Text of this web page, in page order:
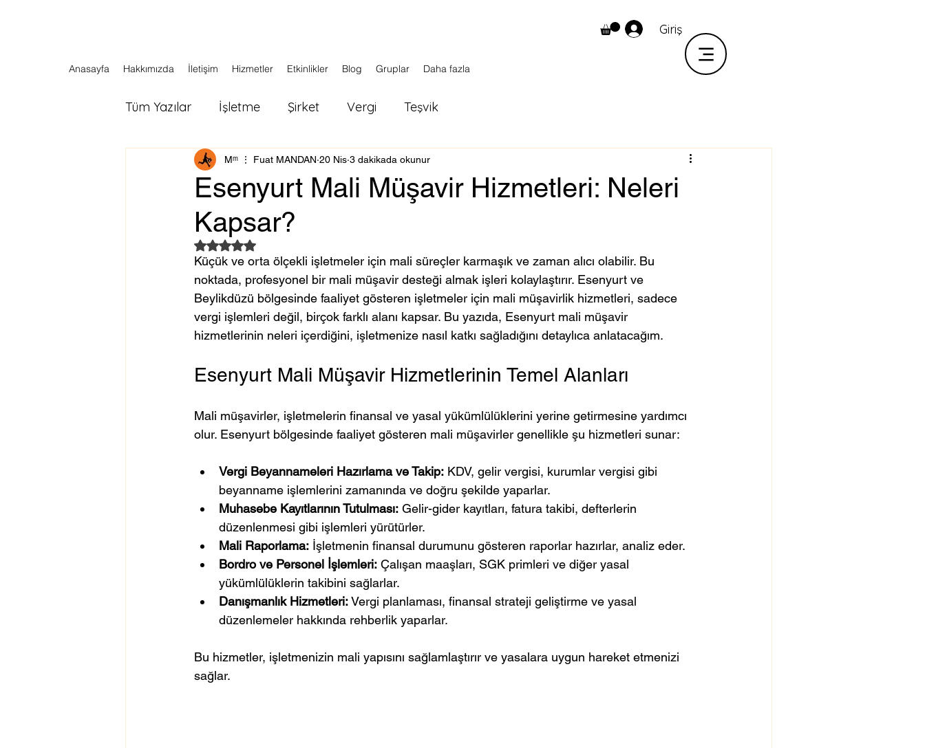
Giriş
Anasayfa Hakkımızda İletişim Hizmetler Etkinlikler Blog Gruplar Daha fazla
Tüm Yazılar İşletme Şirket Vergi Teşvik
Esenyurt Mali Müşavir Hizmetleri: Neleri
Kapsar?
Мᵐ ⋮ Fuat MANDAN 20 Nis 3 dakikada okunur
5 üzerinden NaN yıldız
Küçük ve orta ölçekli işletmeler için mali süreçler karmaşık ve zaman alıcı olabilir. Bu
noktada, profesyonel bir mali müşavir desteği almak işleri kolaylaştırır. Esenyurt ve
Beylikdüzü bölgesinde faaliyet gösteren işletmeler için mali müşavirlik hizmetleri, sadece
vergi işlemleri değil, birçok farklı alanı kapsar. Bu yazıda, Esenyurt mali müşavir
hizmetlerinin neleri içerdiğini, işletmenize nasıl katkı sağladığını detaylıca anlatacağım.
Esenyurt Mali Müşavir Hizmetlerinin Temel Alanları
Mali müşavirler, işletmelerin finansal ve yasal yükümlülüklerini yerine getirmesine yardımcı
olur. Esenyurt bölgesinde faaliyet gösteren mali müşavirler genellikle şu hizmetleri sunar:
Vergi Beyannameleri Hazırlama ve Takip: KDV, gelir vergisi, kurumlar vergisi gibi
beyanname işlemlerini zamanında ve doğru şekilde yaparlar.
Muhasebe Kayıtlarının Tutulması: Gelir-gider kayıtları, fatura takibi, defterlerin
düzenlenmesi gibi işlemleri yürütürler.
Mali Raporlama: İşletmenin finansal durumunu gösteren raporlar hazırlar, analiz eder.
Bordro ve Personel İşlemleri: Çalışan maaşları, SGK primleri ve diğer yasal
yükümlülüklerin takibini sağlarlar.
Danışmanlık Hizmetleri: Vergi planlaması, finansal strateji geliştirme ve yasal
düzenlemeler hakkında rehberlik yaparlar.
Bu hizmetler, işletmenizin mali yapısını sağlamlaştırır ve yasalara uygun hareket etmenizi
sağlar.